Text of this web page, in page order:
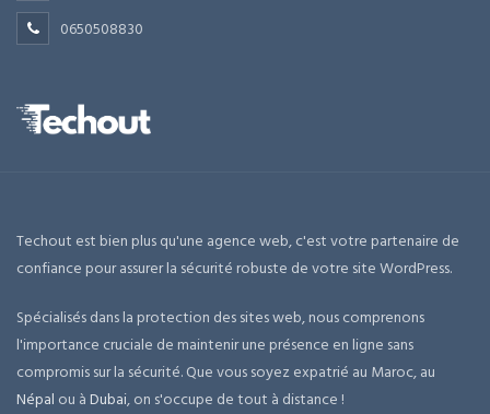
0650508830
Techout est bien plus qu'une agence web, c'est votre partenaire de
confiance pour assurer la sécurité robuste de votre site WordPress.
Spécialisés dans la protection des sites web, nous comprenons
l'importance cruciale de maintenir une présence en ligne sans
compromis sur la sécurité. Que vous soyez expatrié au Maroc, au
Népal ou àDubai, on s'occupe de tout à distance !